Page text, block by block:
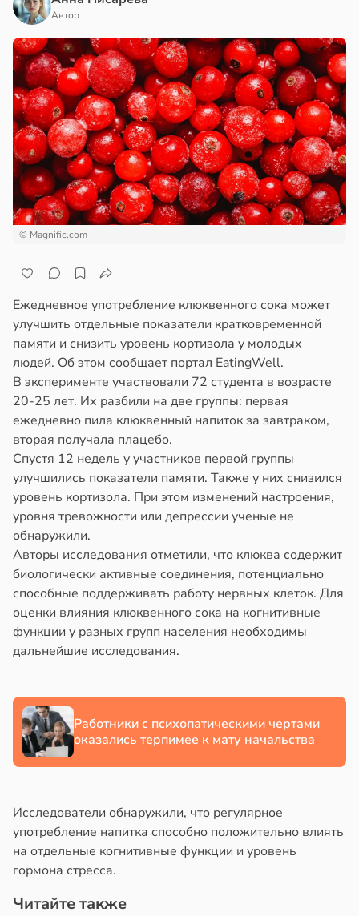
Автор
© Magnific.com
Ежедневное употребление клюквенного сока может
улучшить отдельные показатели кратковременной
памяти и снизить уровень кортизола у молодых
людей. Об этом сообщает портал EatingWell.
В эксперименте участвовали 72 студента в возрасте
20-25 лет. Их разбили на две группы: первая
ежедневно пила клюквенный напиток за завтраком,
вторая получала плацебо.
Спустя 12 недель у участников первой группы
улучшились показатели памяти. Также у них снизился
уровень кортизола. При этом изменений настроения,
уровня тревожности или депрессии ученые не
обнаружили.
Авторы исследования отметили, что клюква содержит
биологически активные соединения, потенциально
способные поддерживать работу нервных клеток. Для
оценки влияния клюквенного сока на когнитивные
функции у разных групп населения необходимы
дальнейшие исследования.
Работники с психопатическими чертами
оказались терпимее к мату начальства
Исследователи обнаружили, что регулярное
употребление напитка способно положительно влиять
на отдельные когнитивные функции и уровень
гормона стресса.
Читайте также